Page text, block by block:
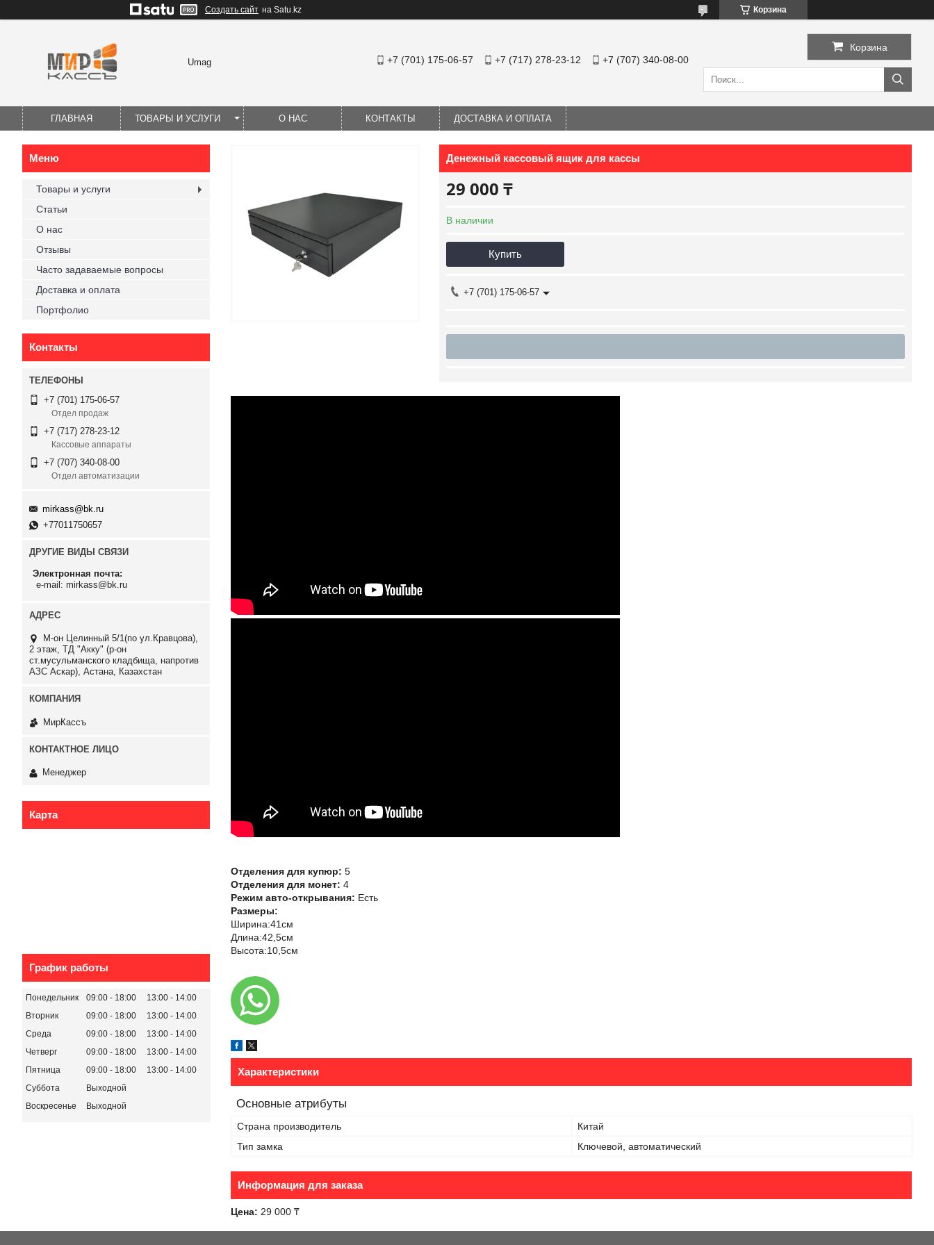
Создать сайт на Satu.kz Корзина
Umag +7 (701) 175-06-57 +7 (717) 278-23-12 +7 (707) 340-08-00
Корзина
ГЛАВНАЯ ТОВАРЫ И УСЛУГИ О НАС КОНТАКТЫ ДОСТАВКА И ОПЛАТА
Денежный кассовый ящик для кассы
29 000 ₸
В наличии
Купить
+7 (701) 175-06-57
Отделения для купюр: 5
Отделения для монет: 4
Режим авто-открывания: Есть
Размеры:
Ширина:41см
Длина:42,5см
Высота:10,5см
Характеристики
Основные атрибуты
Страна производитель
Китай
Тип замка
Ключевой, автоматический
Информация для заказа
Цена: 29 000 ₸
Товары и услуги
Статьи
О нас
Отзывы
Часто задаваемые вопросы
Доставка и оплата
Портфолио
Контакты
+7 (701) 175-06-57
Отдел продаж
+7 (717) 278-23-12
Кассовые аппараты
+7 (707) 340-08-00
Отдел автоматизации
mirkass@bk.ru
+77011750657
ДРУГИЕ ВИДЫ СВЯЗИ
Электронная почта
e-mail: mirkass@bk.ru
М-он Целинный 5/1(по ул.Кравцова),
2 этаж, ТД "Акку" (р-он
ст.мусульманского кладбища, напротив
АЗС Аскар), Астана, Казахстан
МирКассъ
Менеджер
Карта
График работы
Понедельник 09:00 18:00 13:00
14:00
Вторник
09:00 18:00 13:00
14:00
Среда
09:00 18:00 13:00
14:00
Четверг
09:00 18:00 13:00
14:00
Пятница
09:00 18:00 13:00
14:00
Суббота
Выходной
Воскресенье
Выходной